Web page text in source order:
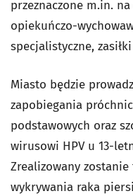
przeznaczone m.in.
opiekuńczo-
specjalistyczne,
Miasto będzie
zapobiegania
podstawowych oraz
wirusowi HPV u 13-
Zrealizowany
wykrywania raka